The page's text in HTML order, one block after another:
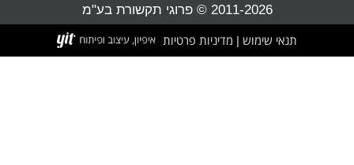
2011-2026 © פרוגי תקשורת בע"מ
תנאי שימוש מדיניות פרטיות